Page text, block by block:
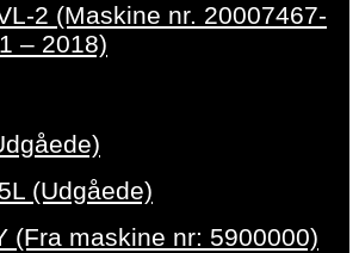
2 (Maskine nr. 20007467-
– 2018)
(Udgåede)
(Fra maskine nr: 5900000)